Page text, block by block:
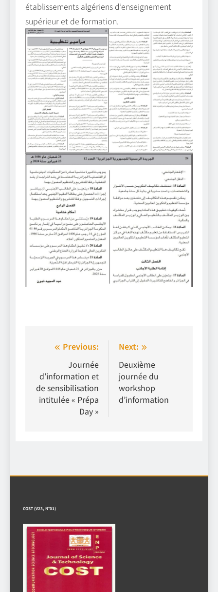
établissements algériens d’enseignement
supérieur et de formation.
Navigation
l’article
Previous:
Journée
d’information et
de sensibilisation
intitulée « Prépa
Day »
Next:
Deuxième
journée du
workshop
d’information
COST (V23, N°01)